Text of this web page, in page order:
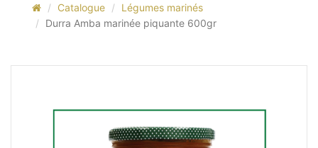
Catalogue
Légumes marinés
Durra Amba marinée piquante 600gr